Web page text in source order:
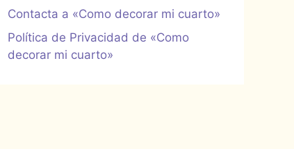
Contacta a «Como decorar mi cuarto»
Política de Privacidad de «Como
decorar mi cuarto»